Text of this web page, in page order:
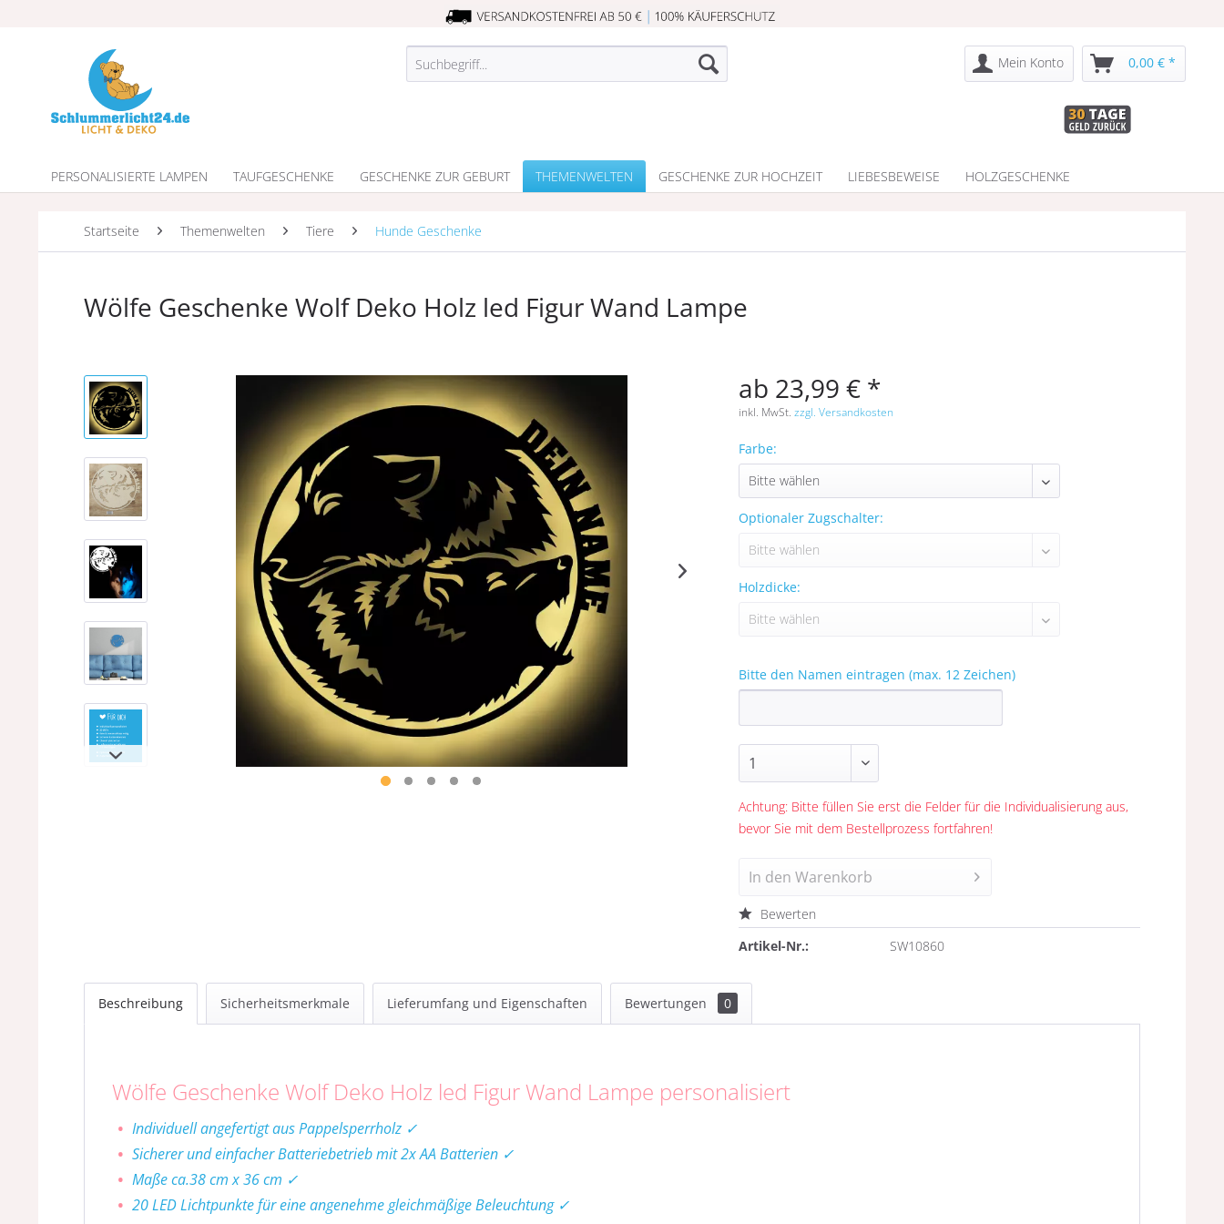
Mein Konto 0,00 € *
PERSONALISIERTE LAMPEN TAUFGESCHENKE GESCHENKE ZUR GEBURT THEMENWELTEN GESCHENKE ZUR HOCHZEIT LIEBESBEWEISE HOLZGESCHENKE
Startseite Themenwelten Tiere Hunde Geschenke
Wölfe Geschenke Wolf Deko Holz led Figur Wand Lampe
ab 23,99 € *
inkl. MwSt.zzgl. Versandkosten
Farbe:
Optionaler Zugschalter:
Holzdicke:
Bitte den Namen eintragen (max. 12 Zeichen)
Achtung: Bitte füllen Sie erst die Felder für die Individualisierung aus,
bevor Sie mit dem Bestellprozess fortfahren!
In den Warenkorb
Bewerten
Artikel-Nr.:
SW10860
Beschreibung Sicherheitsmerkmale Lieferumfang und Eigenschaften Bewertungen 0
Wölfe Geschenke Wolf Deko Holz led Figur Wand Lampe personalisiert
Individuell angefertigt aus Pappelsperrholz ✓
Sicherer und einfacher Batteriebetrieb mit 2x AA Batterien ✓
Maße ca.38 cm x 36 cm ✓
20 LED Lichtpunkte für eine angenehme gleichmäßige Beleuchtung ✓